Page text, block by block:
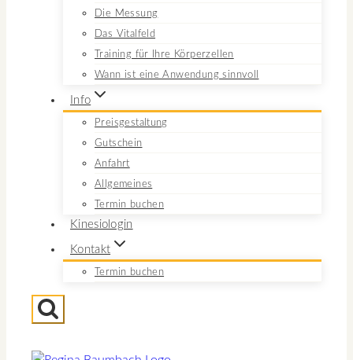
Die Messung
Das Vitalfeld
Training für Ihre Körperzellen
Wann ist eine Anwendung sinnvoll
Info
Preisgestaltung
Gutschein
Anfahrt
Allgemeines
Termin buchen
Kinesiologin
Kontakt
Termin buchen